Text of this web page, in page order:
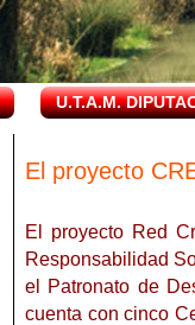
U.T.A.M.
El proyecto
El proyecto Red
Responsabilidad
el Patronato de
cuenta con cinco